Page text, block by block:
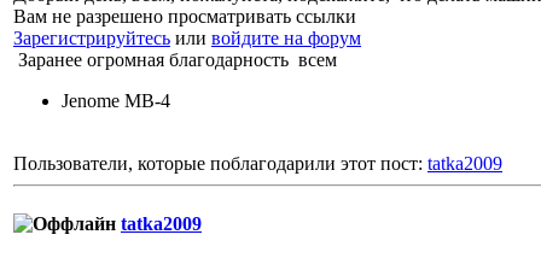
Вам не разрешено просматривать ссылки
Зарегистрируйтесь или войдите на форум
Заранее огромная благодарность всем
Jenome MB-4
Пользователи, которые поблагодарили этот пост: tatka2009
tatka2009